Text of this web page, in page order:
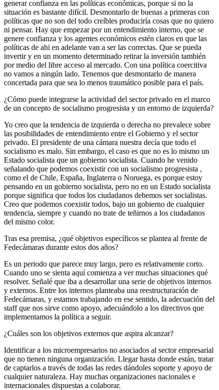
generar confianza en las políticas económicas, porque si no la
situación es bastante difícil. Desmontarlo de buenas a primeras con
políticas que no son del todo creíbles produciría cosas que no quiero
ni pensar. Hay que empezar por un entendimiento interno, que se
genere confianza y los agentes económicos estén claros en que las
políticas de ahi en adelante van a ser las correctas. Que se pueda
invertir y en un momento determinado retirar la inversión también
por medio del libre acceso al mercado. Con una política coercitiva
no vamos a ningún lado. Tenemos que desmontarlo de manera
concertada para que sea lo menos traumático posible para el país.
¿Cómo puede integrarse la actividad del sector privado en el marco
de un concepto de socialismo progresista y un entorno de izquierda?
Yo creo que la tendencia de izquierda o derecha no prevalece sobre
las posibilidades de entendimiento entre el Gobierno y el sector
privado. El presidente de una cámara nuestra decía que todo el
socialismo es malo. Sin embargo, el caso es que no es lo mismo un
Estado socialista que un gobierno socialista. Cuando he venido
señalando que podemos coexistir con un socialismo progresista ,
como el de Chile, España, Inglaterra o Noruega, es porque estoy
pensando en un gobierno socialista, pero no en un Estado socialista
porque significa que todos los ciudadanos debemos ser socialistas.
Creo que podemos coexistir todos, bajo un gobierno de cualquier
tendencia, siempre y cuando no trate de teñirnos a los ciudadanos
del mismo color.
Tras esa premisa, ¿qué objetivos específicos se plantea al frente de
Fedecámaras durante estos dos años?
Es un periodo que parece muy largo, pero es relativamente corto.
Cuando uno se sienta aquí comienza a ver muchas situaciones qué
resolver. Señalé que iba a desarrollar una serie de objetivos internos
y externos. Entre los internos planteaba una reestructuración de
Fedecámaras, y estamos trabajando en ese sentido, la adecuación del
staff que nos sirve como apoyo, adecuándolo a los directivos que
implementamos la política a seguir.
¿Cuáles son los objetivos externos que aspira alcanzar?
Identificar a los microempresarios no asociados al sector empresarial
que no tienen ninguna organización. Llegar hasta donde están, tratar
de captarlos a través de todas las redes dándoles soporte y apoyo de
cualquier naturaleza. Hay muchas organizaciones nacionales e
internacionales dispuestas a colaborar.